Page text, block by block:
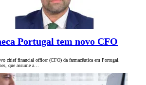
Portugal tem novo CFO
chief financial officer (CFO) da farmacêutica em Portugal.
que assume a…